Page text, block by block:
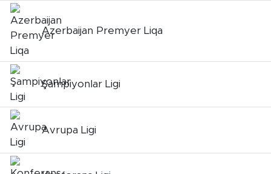
Azerbaijan Premyer Liqa
Şampiyonlar Ligi
Avrupa Ligi